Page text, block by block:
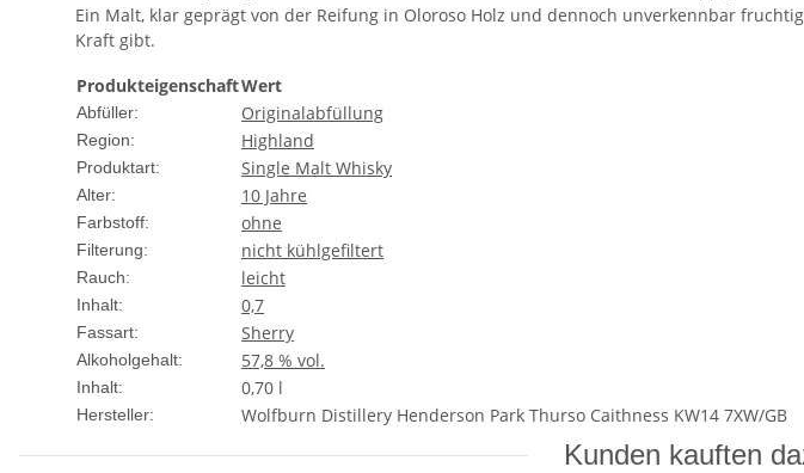
Ein Malt, klar geprägt von der Reifung in Oloroso Holz und dennoch unverkennbar
Kraft gibt.
ProdukteigenschaftWert
Abfüller: Originalabfüllung
Region: Highland
Produktart: Single Malt Whisky
Alter: 10 Jahre
Farbstoff: ohne
Filterung: nicht kühlgefiltert
Rauch: leicht
Inhalt: 0,7
Fassart: Sherry
Alkoholgehalt: 57,8 % vol.
Inhalt: 0,70 l
Hersteller: Wolfburn Distillery Henderson Park Thurso Caithness KW14 7XW/GB
Kunden kauften